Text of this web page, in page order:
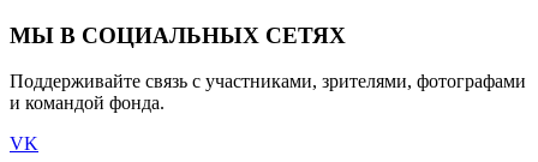
МЫ В СОЦИАЛЬНЫХ СЕТЯХ
Поддерживайте связь с участниками, зрителями, фотографами
и командой фонда.
VK